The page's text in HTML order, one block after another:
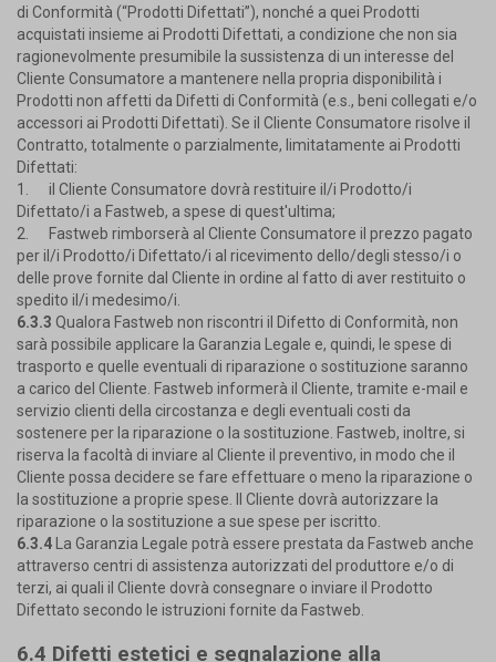
di Conformità (“Prodotti Difettati”), nonché a quei Prodotti
acquistati insieme ai Prodotti Difettati, a condizione che non sia
ragionevolmente presumibile la sussistenza di un interesse del
Cliente Consumatore a mantenere nella propria disponibilità i
Prodotti non affetti da Difetti di Conformità (e.s., beni collegati e/o
accessori ai Prodotti Difettati). Se il Cliente Consumatore risolve il
Contratto, totalmente o parzialmente, limitatamente ai Prodotti
Difettati:
1. il Cliente Consumatore dovrà restituire il/i Prodotto/i
Difettato/i a Fastweb, a spese di quest'ultima;
2. Fastweb rimborserà al Cliente Consumatore il prezzo pagato
per il/i Prodotto/i Difettato/i al ricevimento dello/degli stesso/i o
delle prove fornite dal Cliente in ordine al fatto di aver restituito o
spedito il/i medesimo/i.
6.3.3 Qualora Fastweb non riscontri il Difetto di Conformità, non
sarà possibile applicare la Garanzia Legale e, quindi, le spese di
trasporto e quelle eventuali di riparazione o sostituzione saranno
a carico del Cliente. Fastweb informerà il Cliente, tramite e-mail e
servizio clienti della circostanza e degli eventuali costi da
sostenere per la riparazione o la sostituzione. Fastweb, inoltre, si
riserva la facoltà di inviare al Cliente il preventivo, in modo che il
Cliente possa decidere se fare effettuare o meno la riparazione o
la sostituzione a proprie spese. Il Cliente dovrà autorizzare la
riparazione o la sostituzione a sue spese per iscritto.
6.3.4 La Garanzia Legale potrà essere prestata da Fastweb anche
attraverso centri di assistenza autorizzati del produttore e/o di
terzi, ai quali il Cliente dovrà consegnare o inviare il Prodotto
Difettato secondo le istruzioni fornite da Fastweb.
6.4 Difetti estetici e segnalazione alla